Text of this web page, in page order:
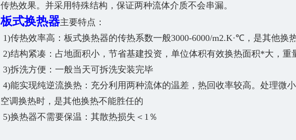
传热效果。并采用特殊结构，保证两种流体介质不会串漏。
板式换热器主要特点：
1)传热效率高：板式换热器的传热系数一般3000-6000/m2.K·℃，是其他换
2)结构紧凑：占地面积小，节省基建投资，单位体积有效换热面积*大，重
3)拆洗方便：一般当天可拆洗安装完毕
4)能实现纯逆流换热：充分利用两种流体的温差，热回收率较高。处理微
空调换热时，是其他换热不能胜任的
5)换热器不需要保温：其散热损失＜1％